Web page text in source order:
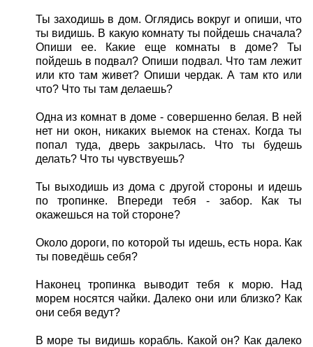
Ты заходишь в дом. Оглядись вокруг и опиши, что
ты видишь. В какую комнату ты пойдешь сначала?
Опиши ее. Какие еще комнаты в доме? Ты
пойдешь в подвал? Опиши подвал. Что там лежит
или кто там живет? Опиши чердак. А там кто или
что? Что ты там делаешь?
Одна из комнат в доме - совершенно белая. В ней
нет ни окон, никаких выемок на стенах. Когда ты
попал туда, дверь закрылась. Что ты будешь
делать? Что ты чувствуешь?
Ты выходишь из дома с другой стороны и идешь
по тропинке. Впереди тебя - забор. Как ты
окажешься на той стороне?
Около дороги, по которой ты идешь, есть нора. Как
ты поведёшь себя?
Наконец тропинка выводит тебя к морю. Над
морем носятся чайки. Далеко они или близко? Как
они себя ведут?
В море ты видишь корабль. Какой он? Как далеко